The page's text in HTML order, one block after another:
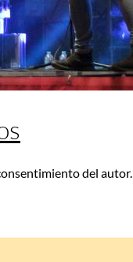
del autor.